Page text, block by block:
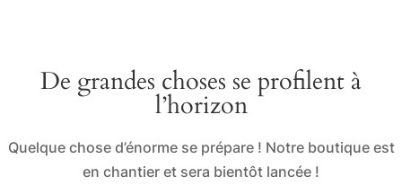
De grandes choses se profilent à
l’horizon
Quelque chose d’énorme se prépare ! Notre boutique est
en chantier et sera bientôt lancée !